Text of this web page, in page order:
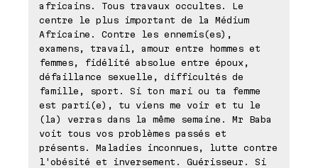
africains. Tous travaux occultes. Le
centre le plus important de la Médium
Africaine. Contre les ennemis(es),
examens, travail, amour entre hommes et
femmes, fidélité absolue entre époux,
défaillance sexuelle, difficultés de
famille, sport. Si ton mari ou ta femme
est parti(e), tu viens me voir et tu le
(la) verras dans la même semaine. Mr Baba
voit tous vos problèmes passés et
présents. Maladies inconnues, lutte contre
l'obésité et inversement. Guérisseur. Si